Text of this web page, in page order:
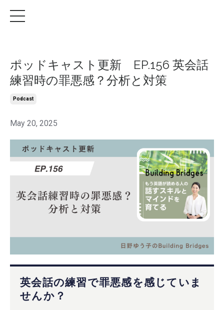
ポッドキャスト更新 EP.156 英会話
練習時の罪悪感？分析と対策
Podcast
May 20, 2025
英会話の練習で罪悪感を感じていま
せんか？